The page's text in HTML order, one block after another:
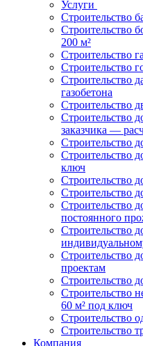
Услуги
Строительство
Строительство
200 м²
Строительство
Строительство
Строительство
газобетона
Строительство
Строительство
заказчика —
Строительство
Строительство
ключ
Строительство
Строительство
Строительство
постоянного
Строительство
Строительство
проектам
Строительство
Строительство
60 м² под ключ
Строительство
Строительство
Компания